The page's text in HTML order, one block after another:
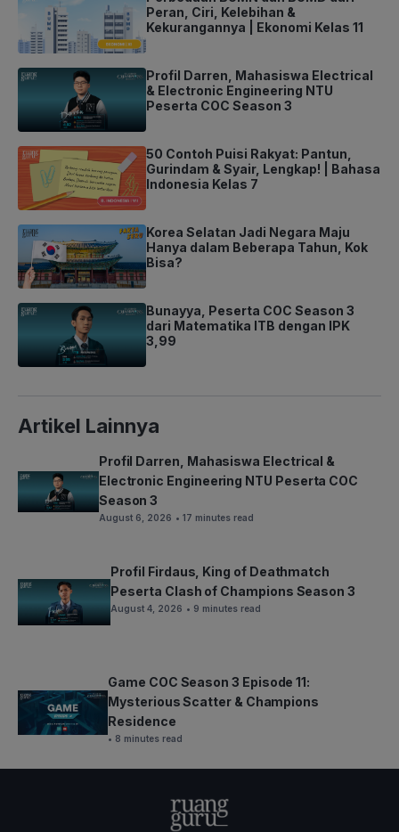
Peran, Ciri, Kelebihan &
Kekurangannya | Ekonomi Kelas 11
Profil Darren, Mahasiswa Electrical
& Electronic Engineering NTU
Peserta COC Season 3
50 Contoh Puisi Rakyat: Pantun,
Gurindam & Syair, Lengkap! | Bahasa
Indonesia Kelas 7
Korea Selatan Jadi Negara Maju
Hanya dalam Beberapa Tahun, Kok
Bisa?
Bunayya, Peserta COC Season 3
dari Matematika ITB dengan IPK
3,99
Artikel Lainnya
Profil Darren, Mahasiswa Electrical &
Electronic Engineering NTU Peserta COC
Season 3
August 6, 2026 • 17 minutes read
Profil Firdaus, King of Deathmatch
Peserta Clash of Champions Season 3
August 4, 2026 • 9 minutes read
Game COC Season 3 Episode 11:
Mysterious Scatter & Champions
Residence
• 8 minutes read